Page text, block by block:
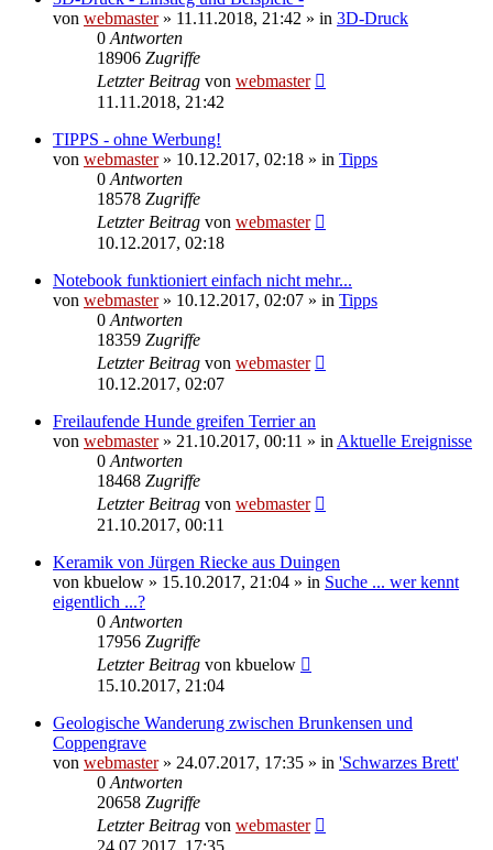
von webmaster» 11.11.2018, 21:42 » in 3D-Druck
0 Antworten
18906 Zugriffe
Letzter Beitrag von webmaster
11.11.2018, 21:42
TIPPS - ohne Werbung!
von webmaster» 10.12.2017, 02:18 » in Tipps
0 Antworten
18578 Zugriffe
Letzter Beitrag von webmaster
10.12.2017, 02:18
Notebook funktioniert einfach nicht mehr...
von webmaster» 10.12.2017, 02:07 » in Tipps
0 Antworten
18359 Zugriffe
Letzter Beitrag von webmaster
10.12.2017, 02:07
Freilaufende Hunde greifen Terrier an
von webmaster» 21.10.2017, 00:11 » in Aktuelle Ereignisse
0 Antworten
18468 Zugriffe
Letzter Beitrag von webmaster
21.10.2017, 00:11
Keramik von Jürgen Riecke aus Duingen
von kbuelow » 15.10.2017, 21:04 » in Suche ... wer kennt
eigentlich ...?
0 Antworten
17956 Zugriffe
Letzter Beitrag von kbuelow
15.10.2017, 21:04
Geologische Wanderung zwischen Brunkensen und
Coppengrave
von webmaster» 24.07.2017, 17:35 » in 'Schwarzes Brett'
0 Antworten
20658 Zugriffe
Letzter Beitrag von webmaster
24.07.2017, 17:35